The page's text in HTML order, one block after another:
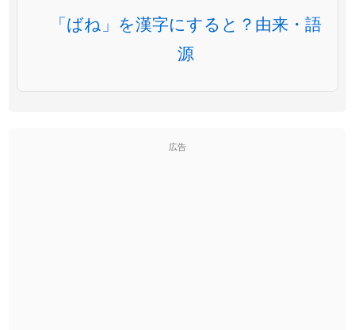
「ばね」を漢字にすると？由来・語
源
広告